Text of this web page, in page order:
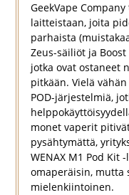
GeekVape
laitteistaan, joita
parhaista
Zeus-säiliöt ja
jotka ovat ostaneet
pitkään. Vielä
POD-järjestelmiä,
monet vaperit
pysähtymättä,
WENAX M1 Pod Kit
omaperäisin, mutta
mielenkiintoinen.